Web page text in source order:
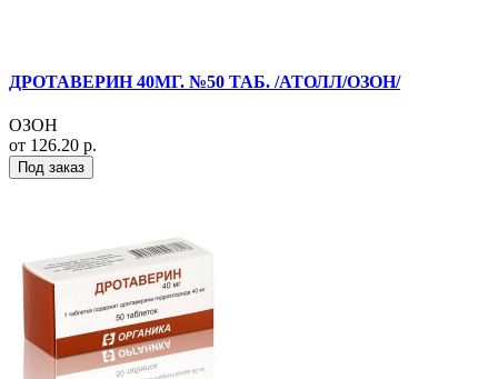
ДРОТАВЕРИН 40МГ. №50 ТАБ. /АТОЛЛ/ОЗОН/
ОЗОН
от 126.20 р.
Под заказ